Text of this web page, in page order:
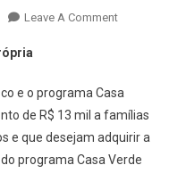
Leave A CommentOn
E
Estado
Garante
Desconto
e o programa Casa
de R$ 13 mil a famílias
e que desejam adquirir a
programa Casa Verde